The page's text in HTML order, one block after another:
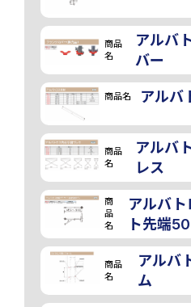
商品
名
アルバ
バー
商品名 アル
商品
名
アルバ
レス
商
品
名
アルバト
ト先端
商品
名
アルバ
ム